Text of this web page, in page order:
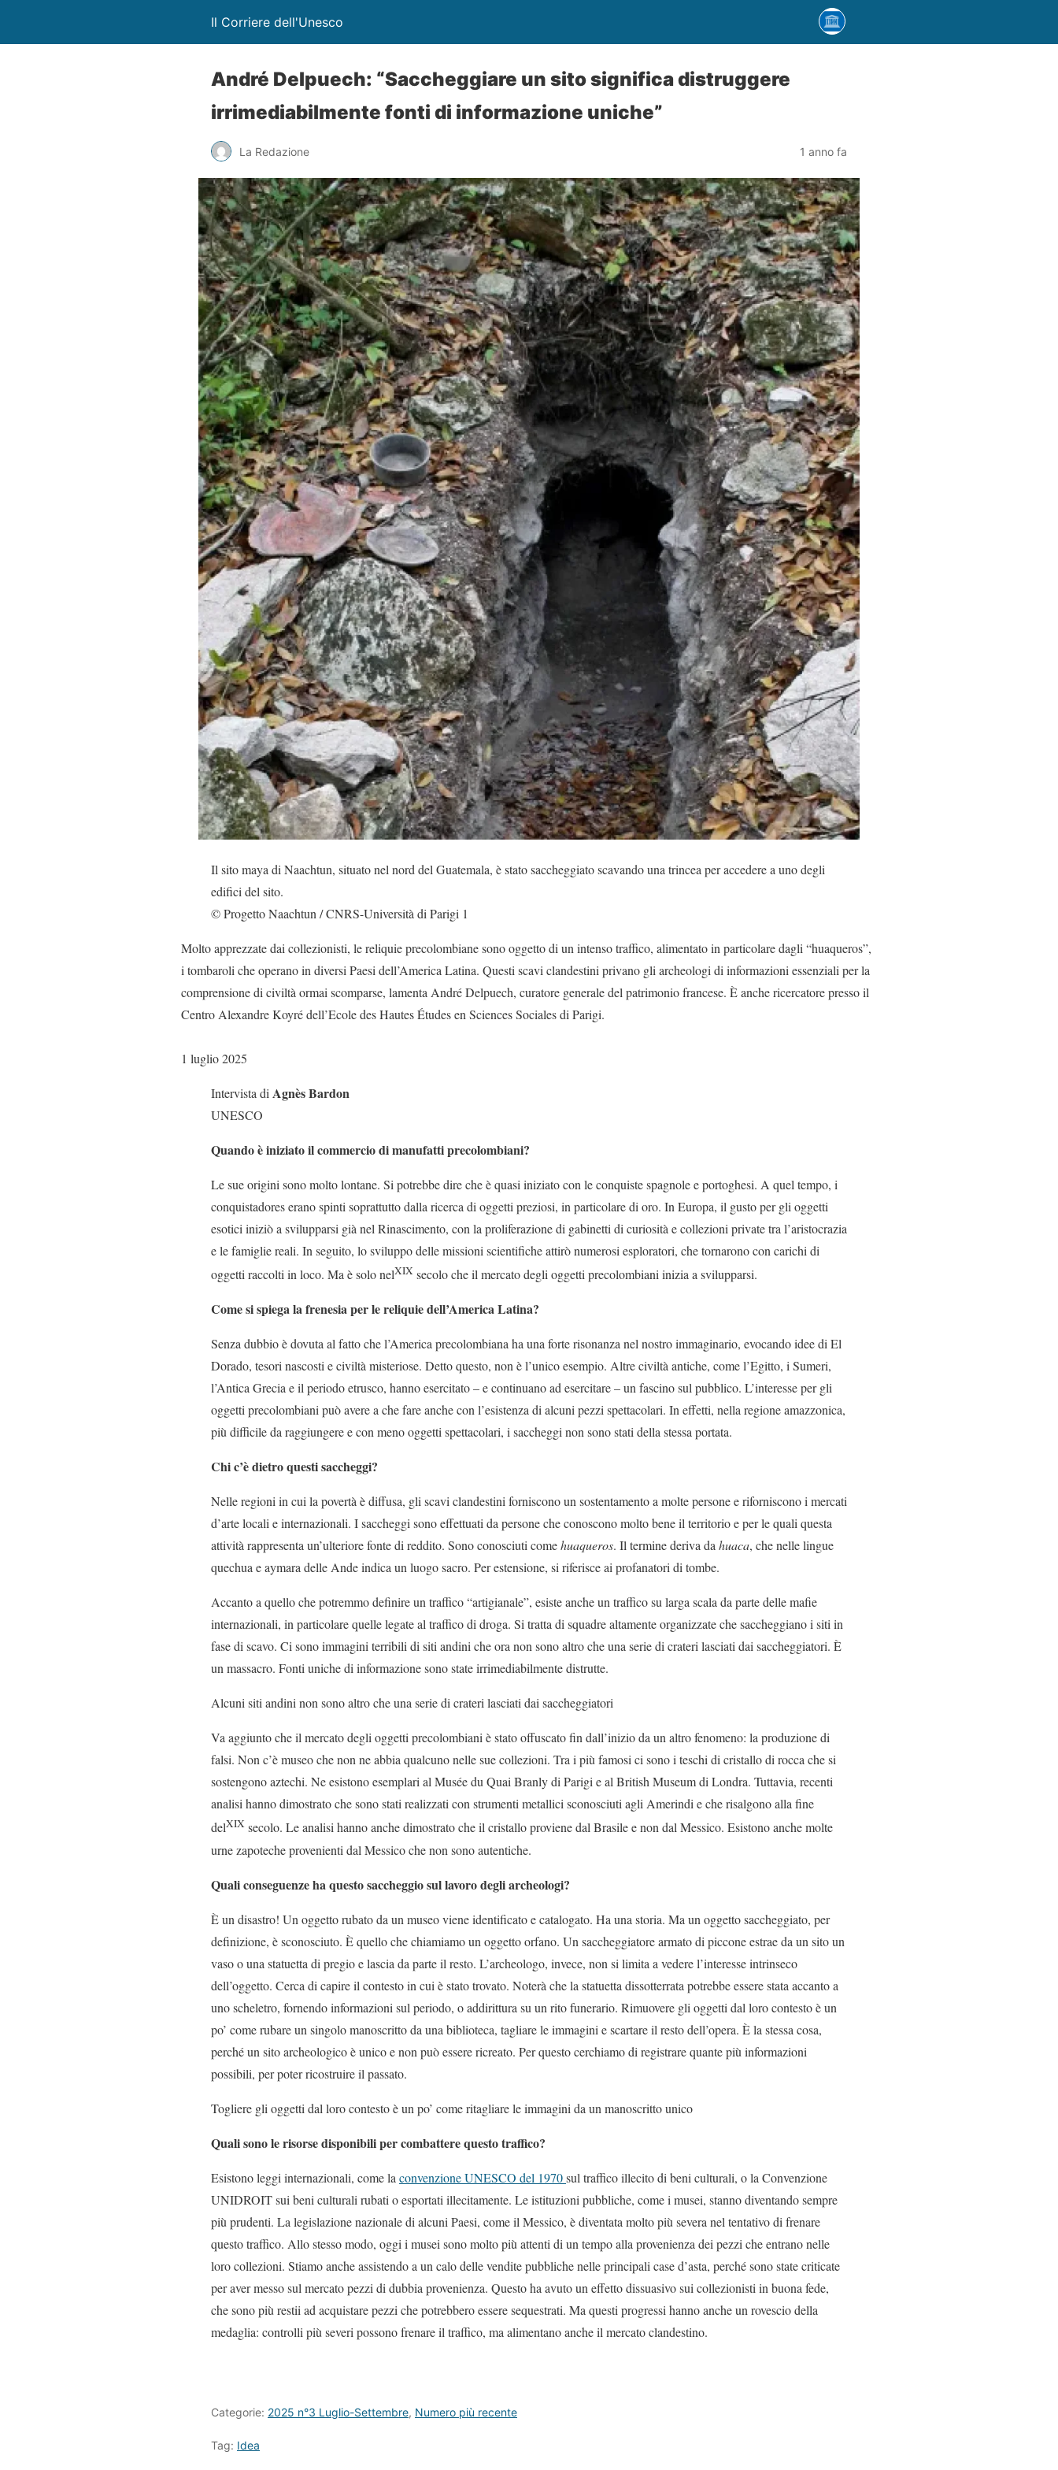
Il Corriere dell'Unesco
André Delpuech: “Saccheggiare un sito significa distruggere
irrimediabilmente fonti di informazione uniche”
La Redazione 1 anno fa
Il sito maya di Naachtun, situato nel nord del Guatemala, è stato saccheggiato scavando una trincea per accedere a uno degli
edifici del sito.
© Progetto Naachtun / CNRS-Università di Parigi 1
Molto apprezzate dai collezionisti, le reliquie precolombiane sono oggetto di un intenso traffico, alimentato in particolare dagli “huaqueros”,
i tombaroli che operano in diversi Paesi dell’America Latina. Questi scavi clandestini privano gli archeologi di informazioni essenziali per la
comprensione di civiltà ormai scomparse, lamenta André Delpuech, curatore generale del patrimonio francese. È anche ricercatore presso il
Centro Alexandre Koyré dell’Ecole des Hautes Études en Sciences Sociales di Parigi.
1 luglio 2025
Intervista di Agnès Bardon
UNESCO
Quando è iniziato il commercio di manufatti precolombiani?
Le sue origini sono molto lontane. Si potrebbe dire che è quasi iniziato con le conquiste spagnole e portoghesi. A quel tempo, i
conquistadores erano spinti soprattutto dalla ricerca di oggetti preziosi, in particolare di oro. In Europa, il gusto per gli oggetti
esotici iniziò a svilupparsi già nel Rinascimento, con la proliferazione di gabinetti di curiosità e collezioni private tra l’aristocrazia
e le famiglie reali. In seguito, lo sviluppo delle missioni scientifiche attirò numerosi esploratori, che tornarono con carichi di
oggetti raccolti in loco. Ma è solo nelXIX secolo che il mercato degli oggetti precolombiani inizia a svilupparsi.
Come si spiega la frenesia per le reliquie dell’America Latina?
Senza dubbio è dovuta al fatto che l’America precolombiana ha una forte risonanza nel nostro immaginario, evocando idee di El
Dorado, tesori nascosti e civiltà misteriose. Detto questo, non è l’unico esempio. Altre civiltà antiche, come l’Egitto, i Sumeri,
l’Antica Grecia e il periodo etrusco, hanno esercitato – e continuano ad esercitare – un fascino sul pubblico. L’interesse per gli
oggetti precolombiani può avere a che fare anche con l’esistenza di alcuni pezzi spettacolari. In effetti, nella regione amazzonica,
più difficile da raggiungere e con meno oggetti spettacolari, i saccheggi non sono stati della stessa portata.
Chi c’è dietro questi saccheggi?
Nelle regioni in cui la povertà è diffusa, gli scavi clandestini forniscono un sostentamento a molte persone e riforniscono i mercati
d’arte locali e internazionali. I saccheggi sono effettuati da persone che conoscono molto bene il territorio e per le quali questa
attività rappresenta un’ulteriore fonte di reddito. Sono conosciuti comehuaqueros. Il termine deriva dahuaca, che nelle lingue
quechua e aymara delle Ande indica un luogo sacro. Per estensione, si riferisce ai profanatori di tombe.
Accanto a quello che potremmo definire un traffico “artigianale”, esiste anche un traffico su larga scala da parte delle mafie
internazionali, in particolare quelle legate al traffico di droga. Si tratta di squadre altamente organizzate che saccheggiano i siti in
fase di scavo. Ci sono immagini terribili di siti andini che ora non sono altro che una serie di crateri lasciati dai saccheggiatori. È
un massacro. Fonti uniche di informazione sono state irrimediabilmente distrutte.
Alcuni siti andini non sono altro che una serie di crateri lasciati dai saccheggiatori
Va aggiunto che il mercato degli oggetti precolombiani è stato offuscato fin dall’inizio da un altro fenomeno: la produzione di
falsi. Non c’è museo che non ne abbia qualcuno nelle sue collezioni. Tra i più famosi ci sono i teschi di cristallo di rocca che si
sostengono aztechi. Ne esistono esemplari al Musée du Quai Branly di Parigi e al British Museum di Londra. Tuttavia, recenti
analisi hanno dimostrato che sono stati realizzati con strumenti metallici sconosciuti agli Amerindi e che risalgono alla fine
delXIX secolo. Le analisi hanno anche dimostrato che il cristallo proviene dal Brasile e non dal Messico. Esistono anche molte
urne zapoteche provenienti dal Messico che non sono autentiche.
Quali conseguenze ha questo saccheggio sul lavoro degli archeologi?
È un disastro! Un oggetto rubato da un museo viene identificato e catalogato. Ha una storia. Ma un oggetto saccheggiato, per
definizione, è sconosciuto. È quello che chiamiamo un oggetto orfano. Un saccheggiatore armato di piccone estrae da un sito un
vaso o una statuetta di pregio e lascia da parte il resto. L’archeologo, invece, non si limita a vedere l’interesse intrinseco
dell’oggetto. Cerca di capire il contesto in cui è stato trovato. Noterà che la statuetta dissotterrata potrebbe essere stata accanto a
uno scheletro, fornendo informazioni sul periodo, o addirittura su un rito funerario. Rimuovere gli oggetti dal loro contesto è un
po’ come rubare un singolo manoscritto da una biblioteca, tagliare le immagini e scartare il resto dell’opera. È la stessa cosa,
perché un sito archeologico è unico e non può essere ricreato. Per questo cerchiamo di registrare quante più informazioni
possibili, per poter ricostruire il passato.
Togliere gli oggetti dal loro contesto è un po’ come ritagliare le immagini da un manoscritto unico
Quali sono le risorse disponibili per combattere questo traffico?
Esistono leggi internazionali, come la convenzione UNESCO del 1970sul traffico illecito di beni culturali, o la Convenzione
UNIDROIT sui beni culturali rubati o esportati illecitamente. Le istituzioni pubbliche, come i musei, stanno diventando sempre
più prudenti. La legislazione nazionale di alcuni Paesi, come il Messico, è diventata molto più severa nel tentativo di frenare
questo traffico. Allo stesso modo, oggi i musei sono molto più attenti di un tempo alla provenienza dei pezzi che entrano nelle
loro collezioni. Stiamo anche assistendo a un calo delle vendite pubbliche nelle principali case d’asta, perché sono state criticate
per aver messo sul mercato pezzi di dubbia provenienza. Questo ha avuto un effetto dissuasivo sui collezionisti in buona fede,
che sono più restii ad acquistare pezzi che potrebbero essere sequestrati. Ma questi progressi hanno anche un rovescio della
medaglia: controlli più severi possono frenare il traffico, ma alimentano anche il mercato clandestino.
Categorie: 2025 n°3 Luglio-Settembre, Numero più recente
Tag: Idea